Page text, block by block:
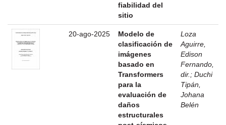
fiabilidad del
sitio
20-ago-2025
Modelo de
clasificación de
imágenes
basado en
Transformers
para la
evaluación de
daños
estructurales
Loza
Aguirre,
Edison
Fernando,
dir. ; Duchi
Tipán,
Johana
Belén